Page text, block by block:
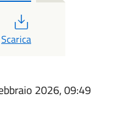
Scarica
2026, 09:49